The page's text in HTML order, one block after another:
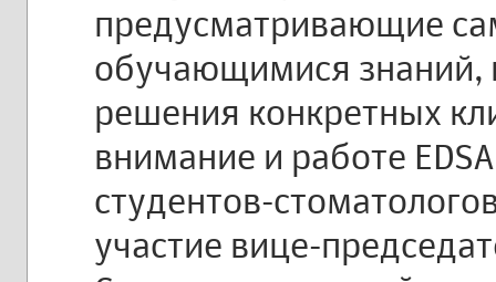
предусматривающие
обучающимися
решения конкретных
внимание и работе
студентов-
участие вице-